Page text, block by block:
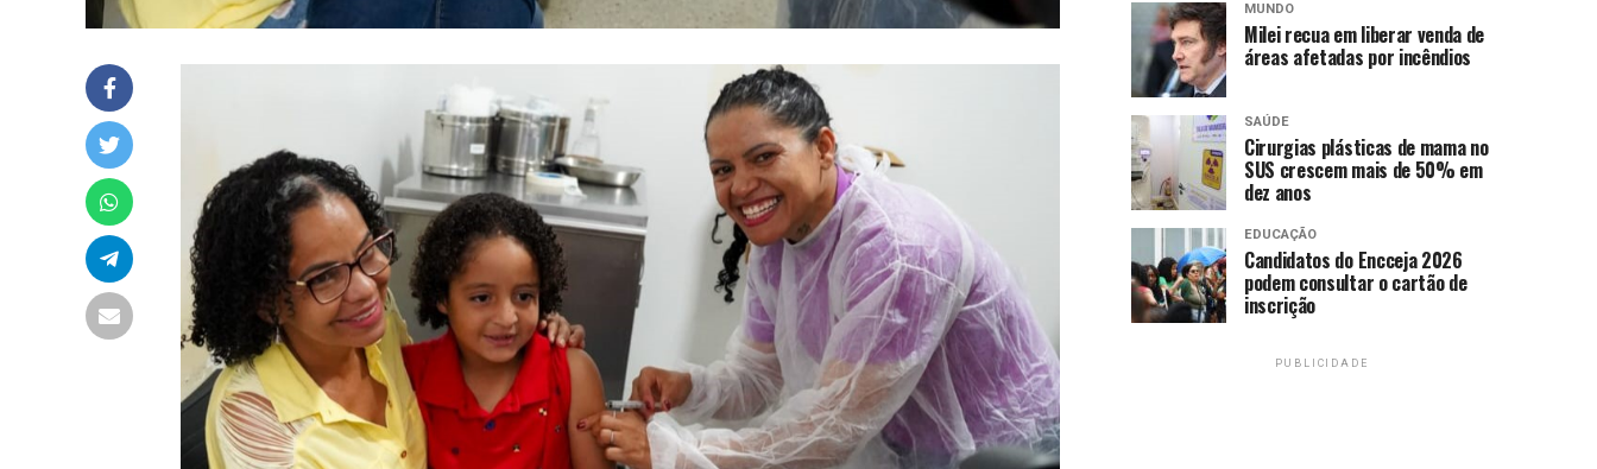
MUNDO
Milei recua em liberar venda de
áreas afetadas por incêndios
SAÚDE
Cirurgias plásticas de mama no
SUS crescem mais de 50% em
dez anos
EDUCAÇÃO
Candidatos do Encceja 2026
podem consultar o cartão de
inscrição
PUBLICIDADE